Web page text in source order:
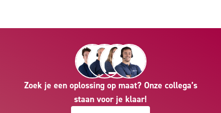
Zoek je een oplossing op maat? Onze collega’s
staan voor je klaar!